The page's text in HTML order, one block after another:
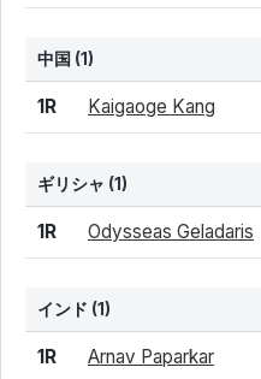
中国 (1)
結果 シード 選手名
1R Kaigaoge Kang
ギリシャ (1)
結果 シード 選手名
1R Odysseas Geladaris
インド (1)
結果 シード 選手名
1R Arnav Paparkar